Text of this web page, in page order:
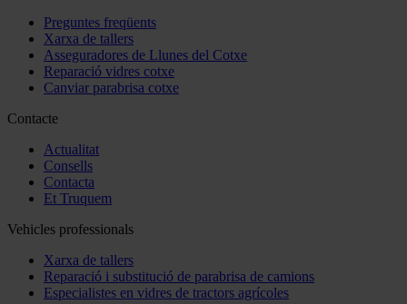
Preguntes freqüents
Xarxa de tallers
Asseguradores de Llunes del Cotxe
Reparació vidres cotxe
Canviar parabrisa cotxe
Contacte
Actualitat
Consells
Contacta
Et Truquem
Vehicles professionals
Xarxa de tallers
Reparació i substitució de parabrisa de camions
Especialistes en vidres de tractors agrícoles